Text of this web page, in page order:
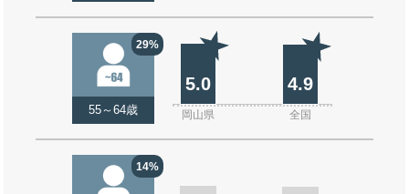
29%
55～64歳
5.0 4.9
岡山県 全国
14%